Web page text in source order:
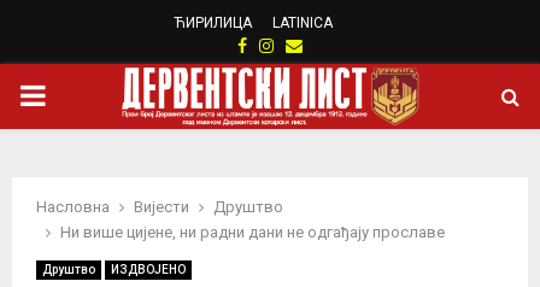
ЋИРИЛИЦА LATINICA
Facebook
Instagram
Email
PRIMARY
Насловна Вијести
Друштво
Ни више цијене, ни радни дани не одгађају прославе
Друштво ИЗДВОЈЕНО